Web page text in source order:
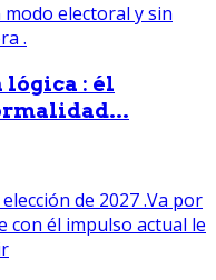
lógica : él